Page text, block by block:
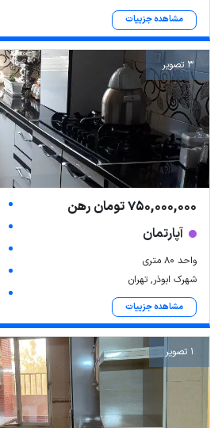
مشاهده جزییات
3 تصویر
750,000,000 تومان رهن
آپارتمان
واحد ۸۰ متری
شهرک ابوذر, تهران
مشاهده جزییات
1 تصویر